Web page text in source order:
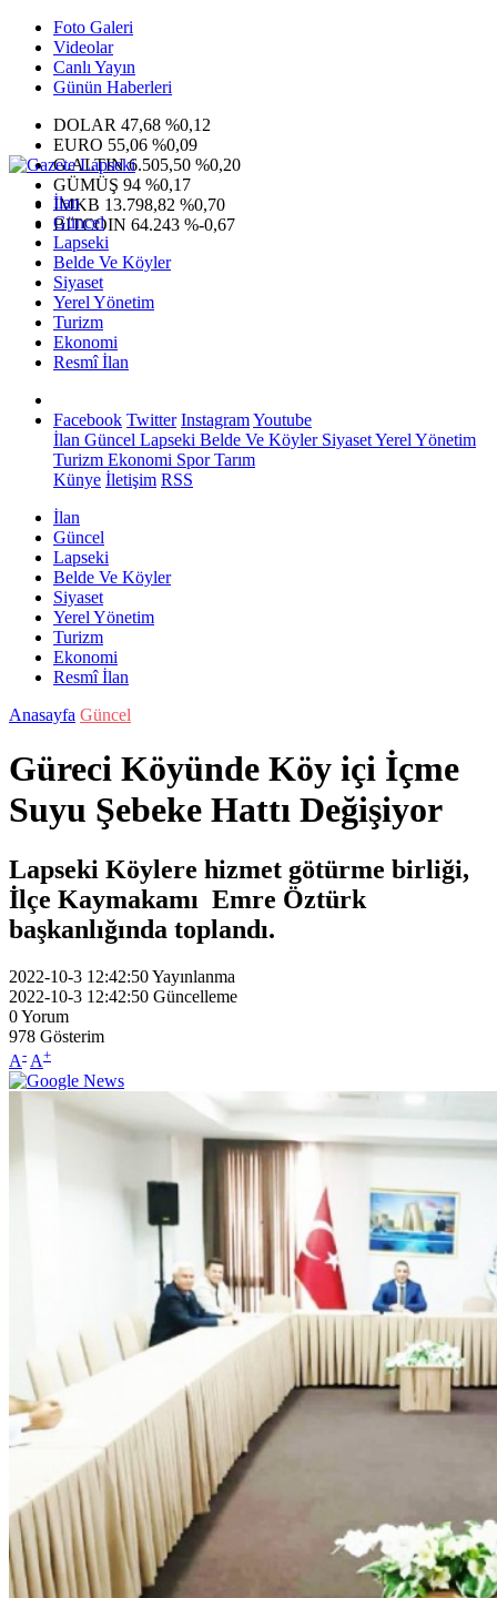
Foto Galeri
Videolar
Canlı Yayın
Günün Haberleri
DOLAR 47,68 %0,12
EURO 55,06 %0,09
G.ALTIN6.505,50 %0,20
GÜMÜŞ 94 %0,17
IMKB 13.798,82 %0,70
BITCOIN 64.243 %-0,67
İlan
Güncel
Lapseki
Belde Ve Köyler
Siyaset
Yerel Yönetim
Turizm
Ekonomi
Resmî İlan
Facebook Twitter InstagramYoutube
İlan Güncel Lapseki Belde Ve KöylerSiyasetYerel Yönetim
Turizm Ekonomi SporTarım
Künye İletişim RSS
İlan
Güncel
Lapseki
Belde Ve Köyler
Siyaset
Yerel Yönetim
Turizm
Ekonomi
Resmî İlan
Anasayfa Güncel
Güreci Köyünde Köy içi İçme
Suyu Şebeke Hattı Değişiyor
Lapseki Köylere hizmet götürme birliği,
İlçe Kaymakamı Emre Öztürk
başkanlığında toplandı.
2022-10-3 12:42:50Yayınlanma
2022-10-3 12:42:50 Güncelleme
0Yorum
978 Gösterim
A- A+